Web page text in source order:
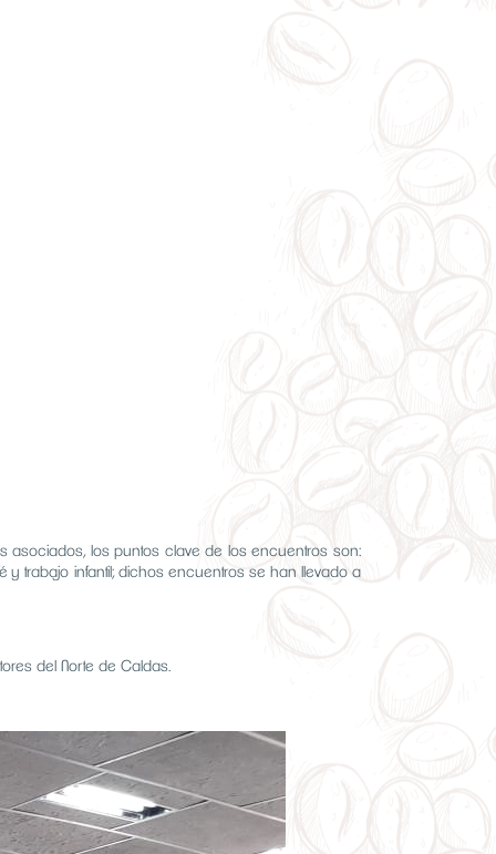
asociados, los puntos clave de los encuentros son:
trabajo infantil; dichos encuentros se han llevado a
del Norte de Caldas.